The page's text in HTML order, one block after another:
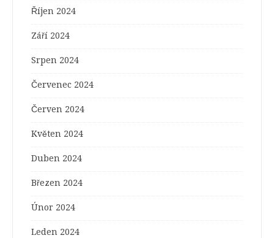
Říjen 2024
Září 2024
Srpen 2024
Červenec 2024
Červen 2024
Květen 2024
Duben 2024
Březen 2024
Únor 2024
Leden 2024